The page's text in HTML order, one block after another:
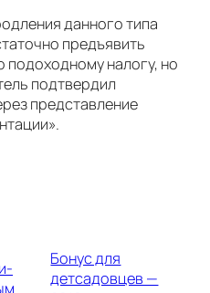
данного типа
предъявить
налогу, но
подтвердил
представление
Бонус для
детсадовцев —